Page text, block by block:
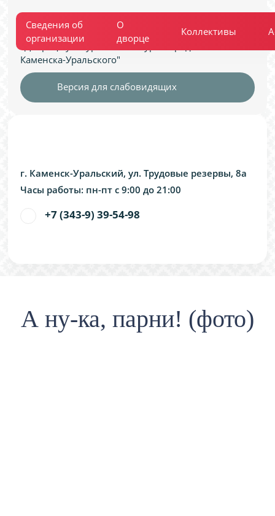
Муниципальное автономное учреждение
культуры
«Дворец Культуры «Металлург» города
Каменска-Уральского"
Версия для слабовидящих
г. Каменск-Уральский, ул. Трудовые резервы, 8а
Часы работы: пн-пт с 9:00 до 21:00
+7 (343-9) 39-54-98
Сведения об
организации
О
дворце
Коллективы
А ну-ка, парни! (фото)